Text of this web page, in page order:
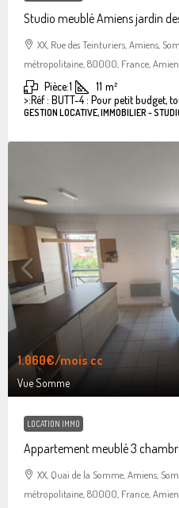
Studio meublé Amiens jardin
XX, Rue des Teinturiers, Amiens,
métropolitaine, 80000, France,
Pièce:1 11 m²
>:Réf : BUTT-4 : Pour petit budget,
GESTION LOCATIVE, IMMOBILIER -
1.060€/mois cc
Vue Somme
LOCATION IMMO
Appartement meublé 3
XX, Quai de la Somme, Amiens,
métropolitaine, 80000, France,